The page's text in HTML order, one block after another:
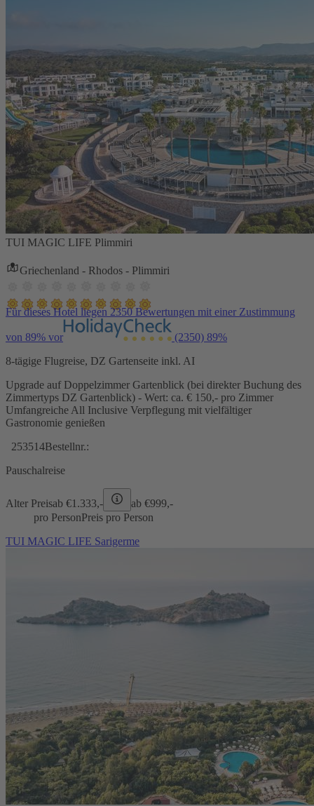
TUI MAGIC LIFE Plimmiri
Griechenland - Rhodos - Plimmiri
Für dieses Hotel liegen 2350 Bewertungen mit einer Zustimmung
von 89% vor (2350) 89%
8-tägige Flugreise, DZ Gartenseite inkl. AI
Upgrade auf Doppelzimmer Gartenblick (bei direkter Buchung des
Zimmertyps DZ Gartenblick) - Wert: ca. € 150,- pro Zimmer
Umfangreiche All Inclusive Verpflegung mit vielfältiger
Gastronomie genießen
253514Bestellnr.:
Pauschalreise
Alter Preisab €1.333,- ab €999,-
pro PersonPreis pro Person
TUI MAGIC LIFE Sarigerme